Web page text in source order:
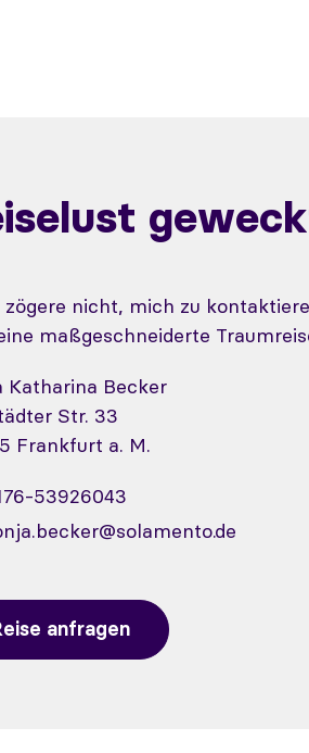
zögere nicht, mich zu
maßgeschneiderte
Katharina Becker
Str. 33
Frankfurt a. M.
53926043
anfragen